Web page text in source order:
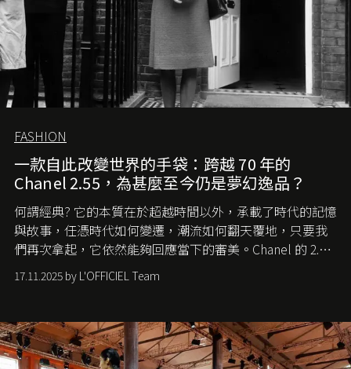
FASHION
一款自此改變世界的手袋：跨越 70 年的
Chanel 2.55，為甚麼至今仍是夢幻逸品？
何謂經典? 它的本質在於超越時間以外，承載了時代的記憶
與故事，任憑時代如何變遷，潮流如何翻天覆地，只要我
們再次拿起，它依然能夠回應當下的審美。Chanel 的 2.55
手袋更是這樣存在，自問世至今，一直有着舉足輕重的地
位。如果說每個女生的第一個夢想手袋是 Chanel，那 2.55
愛它的雋永與優雅。那麼這個手袋是怎麼誕生的呢？又為
甚麼取名叫 2.55 ？今天就由《L'Officiel HK》帶你穿越流金
歲月，回顧 2.55 的誕生故事。
17.11.2025 by L'OFFICIEL Team